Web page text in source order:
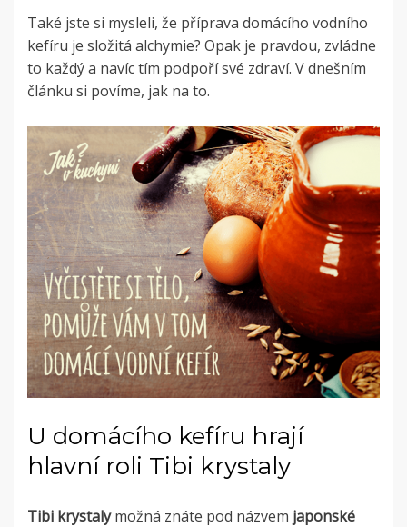
Také jste si mysleli, že příprava domácího vodního
kefíru je složitá alchymie? Opak je pravdou, zvládne
to každý a navíc tím podpoří své zdraví. V dnešním
článku si povíme, jak na to.
U domácího kefíru hrají
hlavní roli Tibi krystaly
Tibi krystalymožná znáte pod názvem japonské